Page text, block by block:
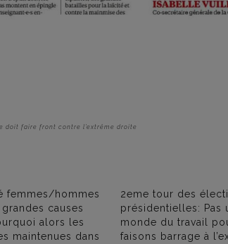
doit faire front contre l’extrême droite
femmes/hommes
causes
alors les
maintenues dans
2eme tour des
présidentielles: Pas
monde du travail
faisons barrage à